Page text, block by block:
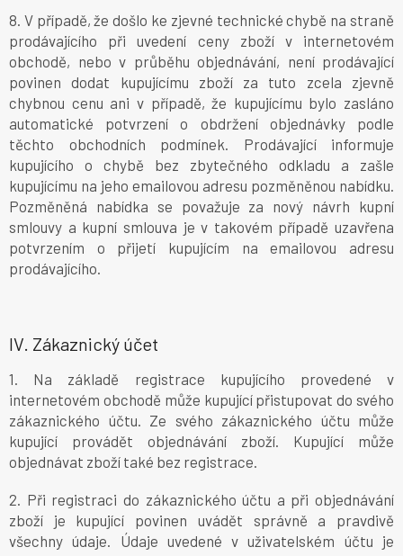
8. V případě, že došlo ke zjevné technické chybě na straně
prodávajícího při uvedení ceny zboží v internetovém
obchodě, nebo v průběhu objednávání, není prodávající
povinen dodat kupujícímu zboží za tuto zcela zjevně
chybnou cenu ani v případě, že kupujícímu bylo zasláno
automatické potvrzení o obdržení objednávky podle
těchto obchodních podmínek. Prodávající informuje
kupujícího o chybě bez zbytečného odkladu a zašle
kupujícímu na jeho emailovou adresu pozměněnou nabídku.
Pozměněná nabídka se považuje za nový návrh kupní
smlouvy a kupní smlouva je v takovém případě uzavřena
potvrzením o přijetí kupujícím na emailovou adresu
prodávajícího.
IV. Zákaznický účet
1. Na základě registrace kupujícího provedené v
internetovém obchodě může kupující přistupovat do svého
zákaznického účtu. Ze svého zákaznického účtu může
kupující provádět objednávání zboží. Kupující může
objednávat zboží také bez registrace.
2. Při registraci do zákaznického účtu a při objednávání
zboží je kupující povinen uvádět správně a pravdivě
všechny údaje. Údaje uvedené v uživatelském účtu je